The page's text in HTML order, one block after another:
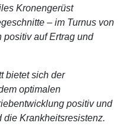
Kronengerüst
– im Turnus von
positiv auf Ertrag und
bietet sich der
optimalen
positiv und
die Krankheitsresistenz.